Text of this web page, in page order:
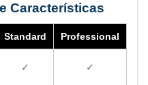
Características
Standard Professional
✓ ✓